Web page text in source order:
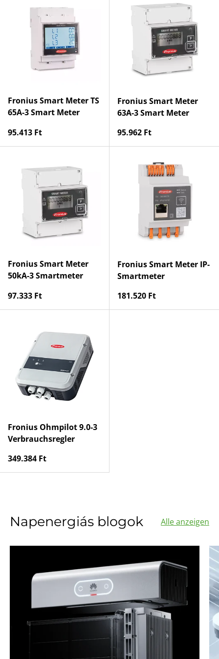
Fronius Smart Meter TS
65A-3 Smart Meter
Normaler Preis
95.413 Ft
Fronius Smart Meter
63A-3 Smart Meter
Normaler Preis
95.962 Ft
Fronius Smart Meter
50kA-3 Smartmeter
Normaler Preis
97.333 Ft
Fronius Smart Meter IP-
Smartmeter
Normaler Preis
181.520 Ft
Fronius Ohmpilot 9.0-3
Verbrauchsregler
Normaler Preis
349.384 Ft
Napenergiás blogok Alle anzeigen